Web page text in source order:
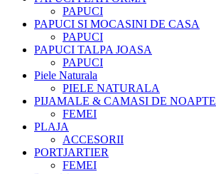
PAPUCI
PAPUCI SI MOCASINI DE CASA
PAPUCI
PAPUCI TALPA JOASA
PAPUCI
Piele Naturala
PIELE NATURALA
PIJAMALE & CAMASI DE NOAPTE
FEMEI
PLAJA
ACCESORII
PORTJARTIER
FEMEI